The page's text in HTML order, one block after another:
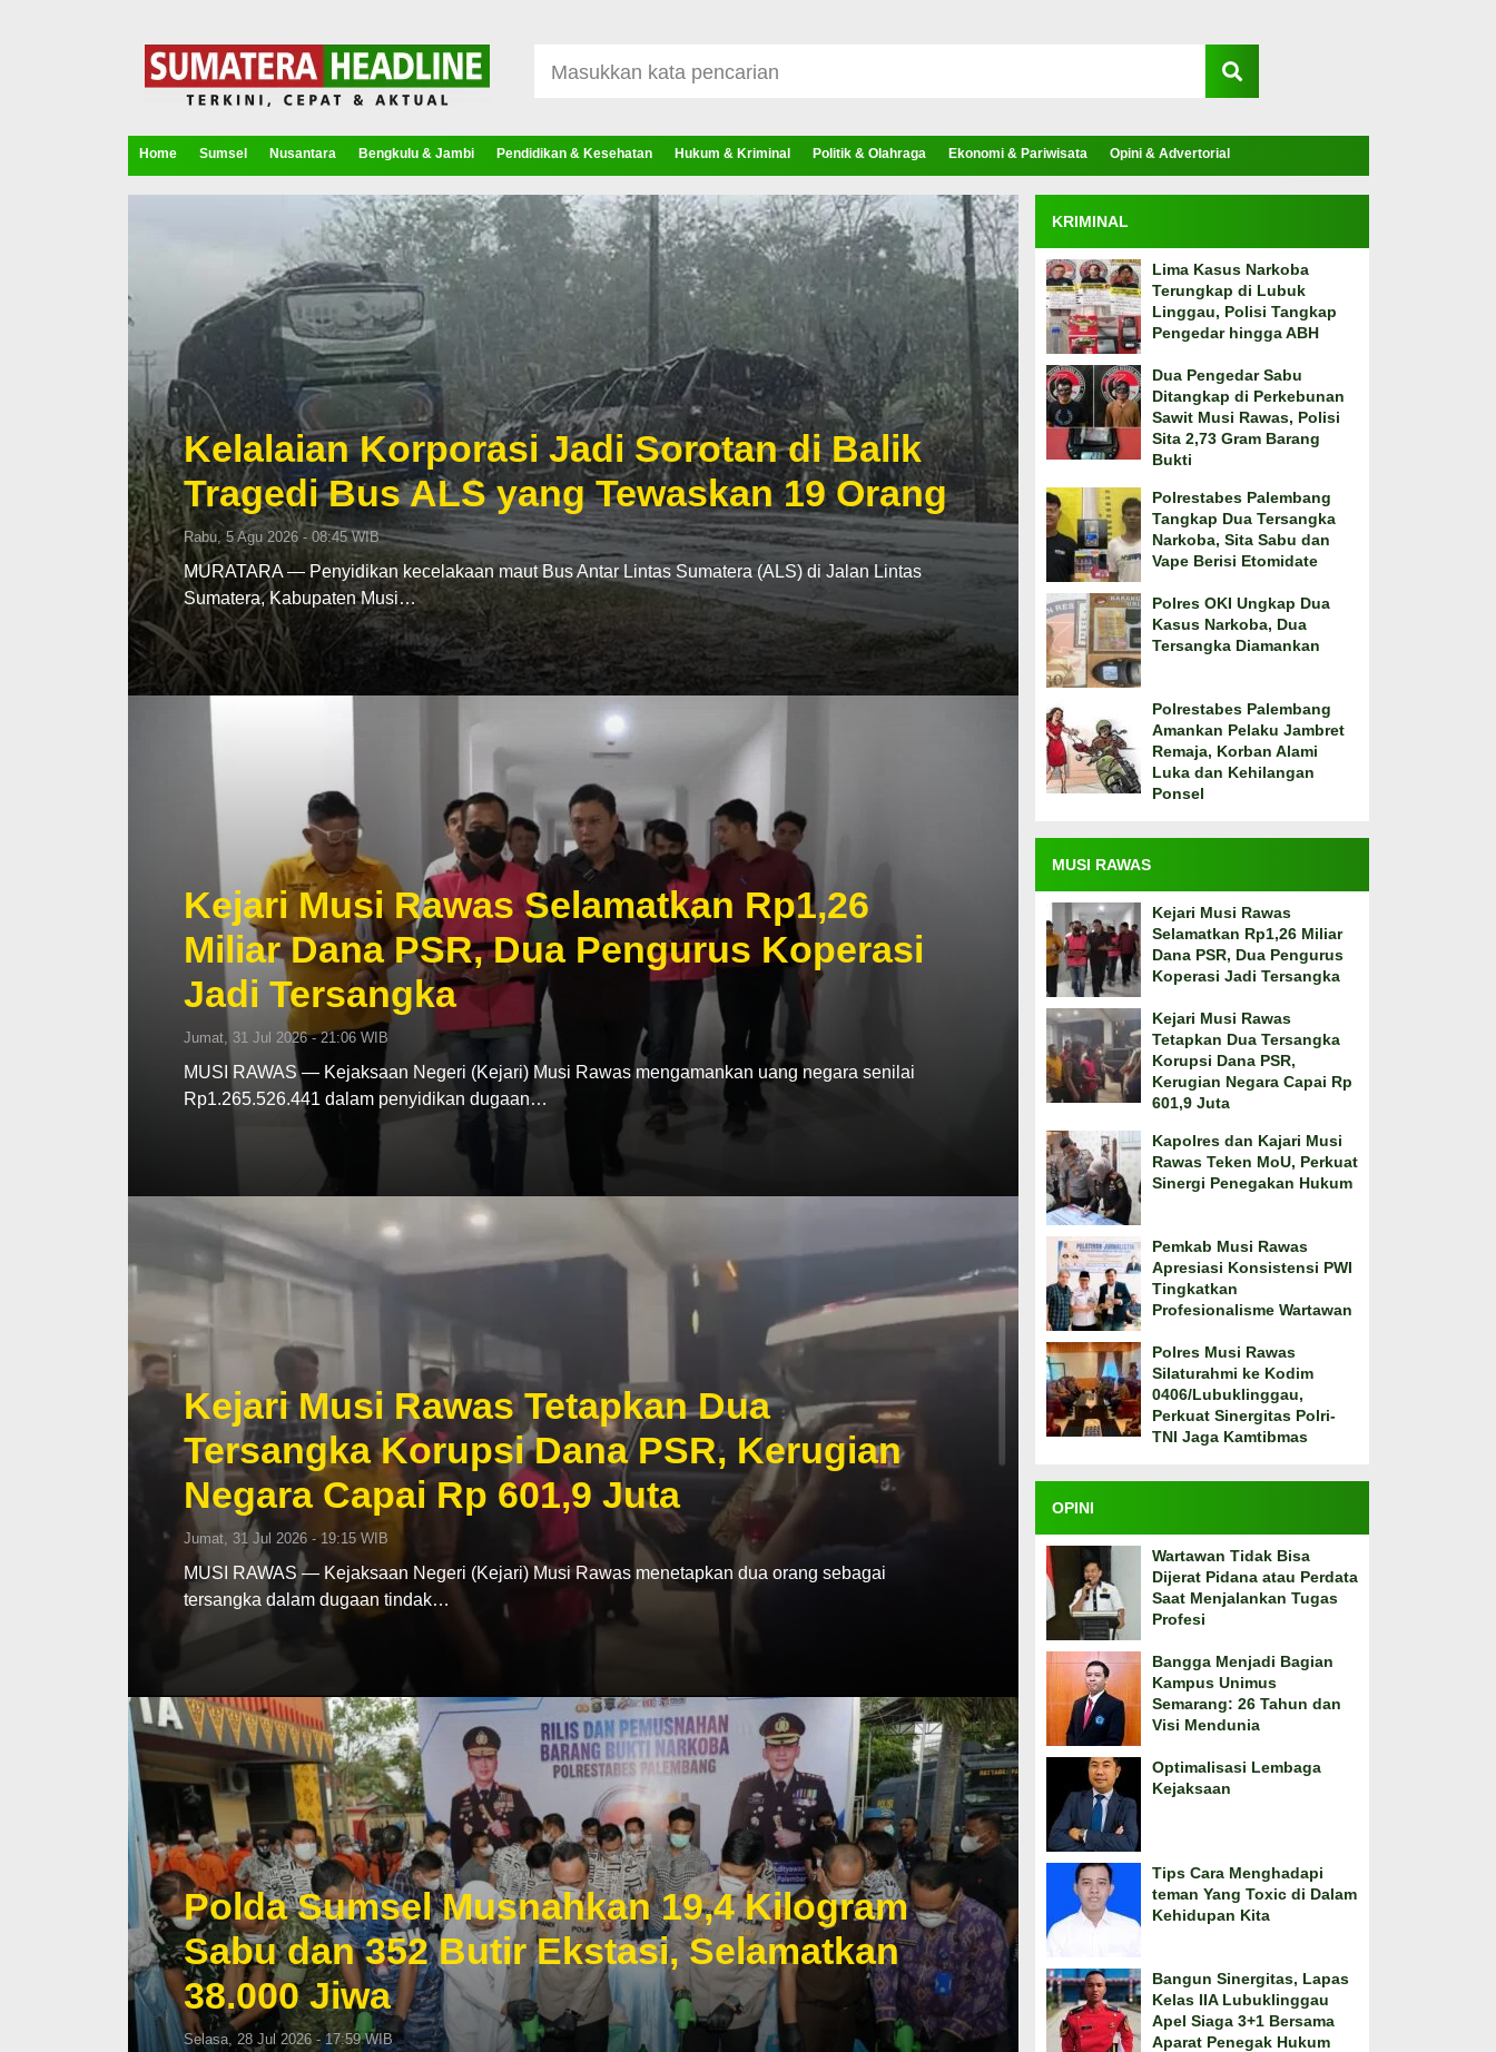
Home Sumsel Nusantara Bengkulu & Jambi Pendidikan & Kesehatan Hukum & Kriminal Politik & Olahraga Ekonomi & Pariwisata Opini & Advertorial
Kelalaian Korporasi Jadi Sorotan di Balik
Tragedi Bus ALS yang Tewaskan 19 Orang
Rabu, 5 Agu 2026 - 08:45 WIB
MURATARA — Penyidikan kecelakaan maut Bus Antar Lintas Sumatera (ALS) di Jalan Lintas
Sumatera, Kabupaten Musi…
Kejari Musi Rawas Selamatkan Rp1,26
Miliar Dana PSR, Dua Pengurus Koperasi
Jadi Tersangka
Jumat, 31 Jul 2026 - 21:06 WIB
MUSI RAWAS — Kejaksaan Negeri (Kejari) Musi Rawas mengamankan uang negara senilai
Rp1.265.526.441 dalam penyidikan dugaan…
Kejari Musi Rawas Tetapkan Dua
Tersangka Korupsi Dana PSR, Kerugian
Negara Capai Rp 601,9 Juta
Jumat, 31 Jul 2026 - 19:15 WIB
MUSI RAWAS — Kejaksaan Negeri (Kejari) Musi Rawas menetapkan dua orang sebagai
tersangka dalam dugaan tindak…
Polda Sumsel Musnahkan 19,4 Kilogram
Sabu dan 352 Butir Ekstasi, Selamatkan
38.000 Jiwa
Selasa, 28 Jul 2026 - 17:59 WIB
KRIMINAL
Lima Kasus Narkoba
Terungkap di Lubuk
Linggau, Polisi Tangkap
Pengedar hingga ABH
Dua Pengedar Sabu
Ditangkap di Perkebunan
Sawit Musi Rawas, Polisi
Sita 2,73 Gram Barang
Bukti
Polrestabes Palembang
Tangkap Dua Tersangka
Narkoba, Sita Sabu dan
Vape Berisi Etomidate
Polres OKI Ungkap Dua
Kasus Narkoba, Dua
Tersangka Diamankan
Polrestabes Palembang
Amankan Pelaku Jambret
Remaja, Korban Alami
Luka dan Kehilangan
Ponsel
MUSI RAWAS
Kejari Musi Rawas
Selamatkan Rp1,26 Miliar
Dana PSR, Dua Pengurus
Koperasi Jadi Tersangka
Kejari Musi Rawas
Tetapkan Dua Tersangka
Korupsi Dana PSR,
Kerugian Negara Capai Rp
601,9 Juta
Kapolres dan Kajari Musi
Rawas Teken MoU, Perkuat
Sinergi Penegakan Hukum
Pemkab Musi Rawas
Apresiasi Konsistensi PWI
Tingkatkan
Profesionalisme Wartawan
Polres Musi Rawas
Silaturahmi ke Kodim
0406/Lubuklinggau,
Perkuat Sinergitas Polri-
TNI Jaga Kamtibmas
OPINI
Wartawan Tidak Bisa
Dijerat Pidana atau Perdata
Saat Menjalankan Tugas
Profesi
Bangga Menjadi Bagian
Kampus Unimus
Semarang: 26 Tahun dan
Visi Mendunia
Optimalisasi Lembaga
Kejaksaan
Tips Cara Menghadapi
teman Yang Toxic di Dalam
Kehidupan Kita
Bangun Sinergitas, Lapas
Kelas IIA Lubuklinggau
Apel Siaga 3+1 Bersama
Aparat Penegak Hukum